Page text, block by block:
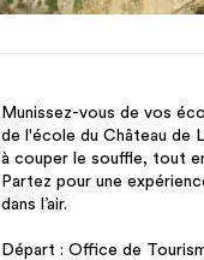
Munissez-vous de vos
de l'école du Château de
à couper le souffle, tout
Partez pour une
dans l’air.
Départ : Office de